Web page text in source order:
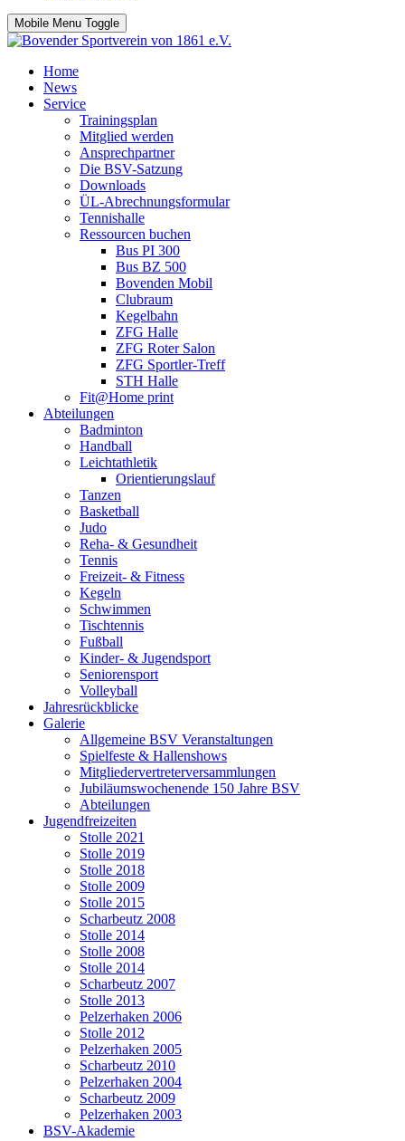
Mobile Menu Toggle
Home
News
Service
Trainingsplan
Mitglied werden
Ansprechpartner
Die BSV-Satzung
Downloads
ÜL-Abrechnungsformular
Tennishalle
Ressourcen buchen
Bus PI 300
Bus BZ 500
Bovenden Mobil
Clubraum
Kegelbahn
ZFG Halle
ZFG Roter Salon
ZFG Sportler-Treff
STH Halle
Fit@Home print
Abteilungen
Badminton
Handball
Leichtathletik
Orientierungslauf
Tanzen
Basketball
Judo
Reha- & Gesundheit
Tennis
Freizeit- & Fitness
Kegeln
Schwimmen
Tischtennis
Fußball
Kinder- & Jugendsport
Seniorensport
Volleyball
Jahresrückblicke
Galerie
Allgemeine BSV Veranstaltungen
Spielfeste & Hallenshows
Mitgliedervertreterversammlungen
Jubiläumswochenende 150 Jahre BSV
Abteilungen
Jugendfreizeiten
Stolle 2021
Stolle 2019
Stolle 2018
Stolle 2009
Stolle 2015
Scharbeutz 2008
Stolle 2014
Stolle 2008
Stolle 2014
Scharbeutz 2007
Stolle 2013
Pelzerhaken 2006
Stolle 2012
Pelzerhaken 2005
Scharbeutz 2010
Pelzerhaken 2004
Scharbeutz 2009
Pelzerhaken 2003
BSV-Akademie